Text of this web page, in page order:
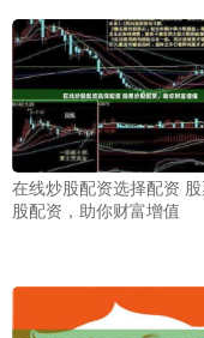
在线炒股配资选择配资
股配资，助你财富增值